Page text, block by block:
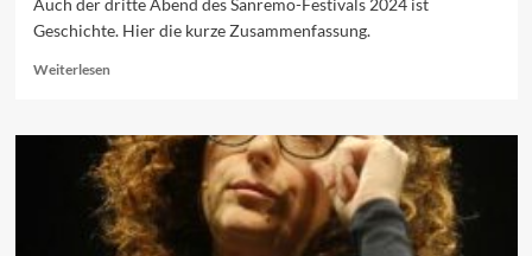
Auch der dritte Abend des Sanremo-Festivals 2024 ist
Geschichte. Hier die kurze Zusammenfassung.
WeiterlesenRead
Sanremo
2024:
Der
dritte
Abend